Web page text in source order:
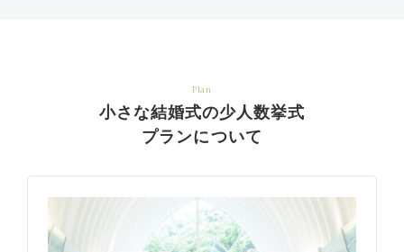
Plan
小さな結婚式の少人数挙式
プランについて